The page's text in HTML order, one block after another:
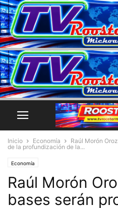
Inicio Economía
Raúl Morón
de la profundización de la...
Economía
Raúl Morón
bases serán